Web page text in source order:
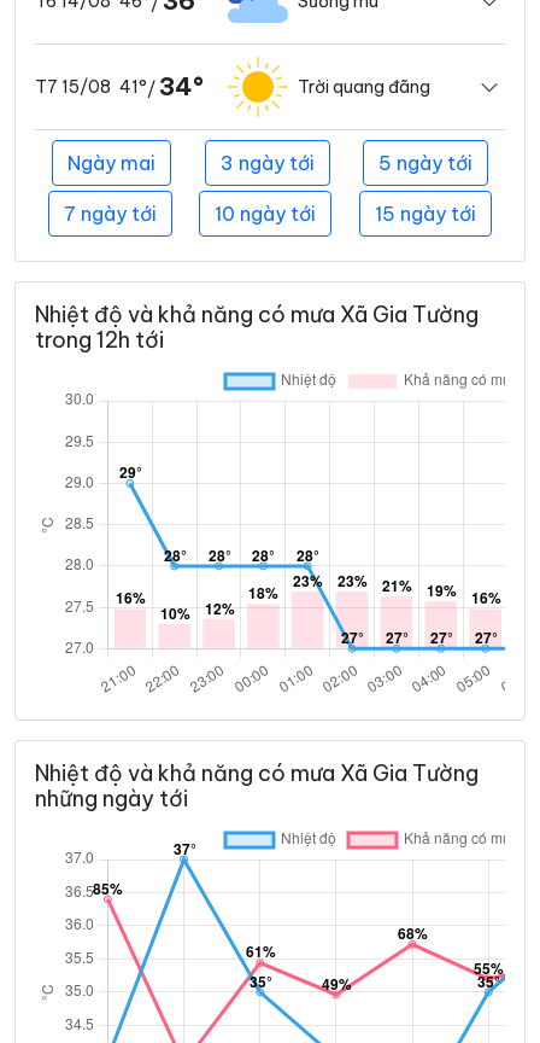
T7 15/08 41°/ 34° Trời quang đãng
Ngày mai 3 ngày tới 5 ngày tới
7 ngày tới 10 ngày tới 15 ngày tới
Nhiệt độ và khả năng có mưa Xã Gia Tường
trong 12h tới
Nhiệt độ và khả năng có mưa Xã Gia Tường
những ngày tới